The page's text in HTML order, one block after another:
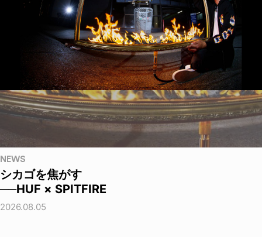
NEWS
シカゴを焦がす
──HUF × SPITFIRE
2026.08.05